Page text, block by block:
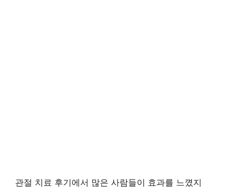
관절 치료 후기에서 많은 사람들이 효과를 느꼈지